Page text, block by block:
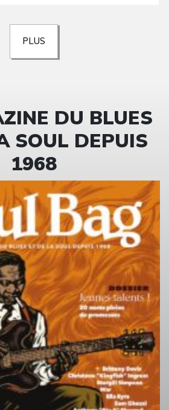
PLUS
DU BLUES
SOUL DEPUIS
1968